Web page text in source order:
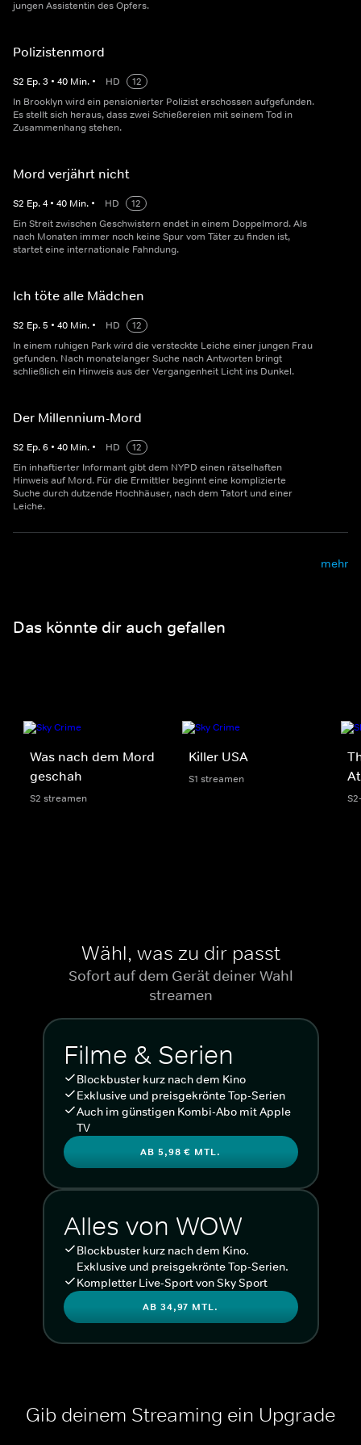
jungen Assistentin des Opfers.
Polizistenmord
S2 Ep.3 • 40 Min. • HD
12
In Brooklyn wird ein pensionierter Polizist erschossen aufgefunden.
Es stellt sich heraus, dass zwei Schießereien mit seinem Tod in
Zusammenhang stehen.
Mord verjährt nicht
S2 Ep.4 • 40 Min. • HD
12
Ein Streit zwischen Geschwistern endet in einem Doppelmord. Als
nach Monaten immer noch keine Spur vom Täter zu finden ist,
startet eine internationale Fahndung.
Ich töte alle Mädchen
S2 Ep.5 • 40 Min. • HD
12
In einem ruhigen Park wird die versteckte Leiche einer jungen Frau
gefunden. Nach monatelanger Suche nach Antworten bringt
schließlich ein Hinweis aus der Vergangenheit Licht ins Dunkel.
Der Millennium-Mord
S2 Ep.6 • 40 Min. • HD
12
Ein inhaftierter Informant gibt dem NYPD einen rätselhaften
Hinweis auf Mord. Für die Ermittler beginnt eine komplizierte
Suche durch dutzende Hochhäuser, nach dem Tatort und einer
Leiche.
mehr
Das könnte dir auch gefallen
Was nach dem Mord
geschah
S2 streamen
Killer USA
S1 streamen
Wähl, was zu dir passt
Sofort auf dem Gerät deiner Wahl
streamen
Filme & Serien
Blockbuster kurz nach dem Kino
Exklusive und preisgekrönte Top-Serien
Auch im günstigen Kombi-Abo mit Apple
TV
AB 5,98 € MTL.
Alles von WOW
Blockbuster kurz nach dem Kino.
Exklusive und preisgekrönte Top-Serien.
Kompletter Live-Sport von Sky Sport
AB 34,97 MTL.
Gib deinem Streaming ein Upgrade